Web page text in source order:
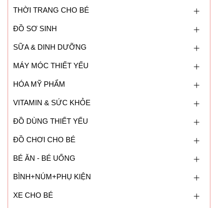
THỜI TRANG CHO BÉ
ĐỒ SƠ SINH
SỮA & DINH DƯỠNG
MÁY MÓC THIẾT YẾU
HÓA MỸ PHẨM
VITAMIN & SỨC KHỎE
ĐỒ DÙNG THIẾT YẾU
ĐỒ CHƠI CHO BÉ
BÉ ĂN - BÉ UỐNG
BÌNH+NÚM+PHỤ KIỆN
XE CHO BÉ